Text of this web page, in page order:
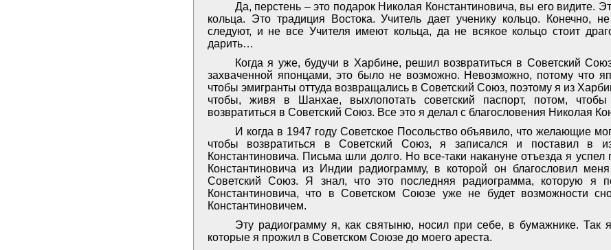
Да, перстень – это подарок Николая Константиновича, вы его видите.
кольца. Это традиция Востока. Учитель дает ученику кольцо. Конечно,
следуют, и не все Учителя имеют кольца, да не всякое кольцо стоит
дарить…
Когда я уже, будучи в Харбине, решил возвратиться в Советский
захваченной японцами, это было не возможно. Невозможно, потому что
чтобы эмигранты оттуда возвращались в Советский Союз, поэтому я из
чтобы, живя в Шанхае, выхлопотать советский паспорт, потом,
возвратиться в Советский Союз. Все это я делал с благословения Николая
И когда в 1947 году Советское Посольство объявило, что желающие
чтобы возвратиться в Советский Союз, я записался и поставил в
Константиновича. Письма шли долго. Но все-таки накануне отъезда я успел
Константиновича из Индии радиограмму, в которой он благословил
Советский Союз. Я знал, что это последняя радиограмма, которую я
Константиновича, что в Советском Союзе уже не будет возможности
Константиновичем.
Эту радиограмму я, как святыню, носил при себе, в бумажнике. Так
которые я прожил в Советском Союзе до моего ареста.